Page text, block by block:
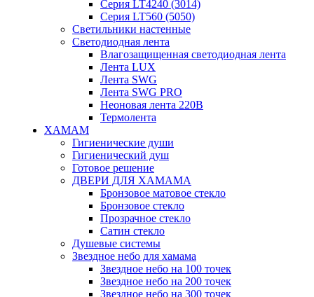
Серия LT4240 (3014)
Серия LT560 (5050)
Светильники настенные
Светодиодная лента
Влагозащищенная светодиодная лента
Лента LUX
Лента SWG
Лента SWG PRO
Неоновая лента 220В
Термолента
ХАМАМ
Гигиенические души
Гигиенический душ
Готовое решение
ДВЕРИ ДЛЯ ХАМАМА
Бронзовое матовое стекло
Бронзовое стекло
Прозрачное стекло
Сатин стекло
Душевые системы
Звездное небо для хамама
Звездное небо на 100 точек
Звездное небо на 200 точек
Звездное небо на 300 точек